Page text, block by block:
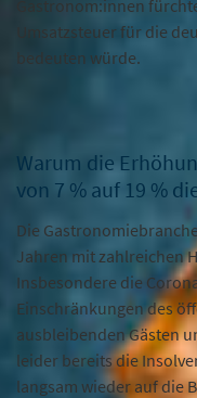
Gastronom:innen
Umsatzsteuer für die
bedeuten würde.
Warum die
von 7 % auf 19 %
Die
Jahren mit zahlreichen
Insbesondere die
Einschränkungen des
ausbleibenden Gästen
leider bereits die
langsam wieder auf die